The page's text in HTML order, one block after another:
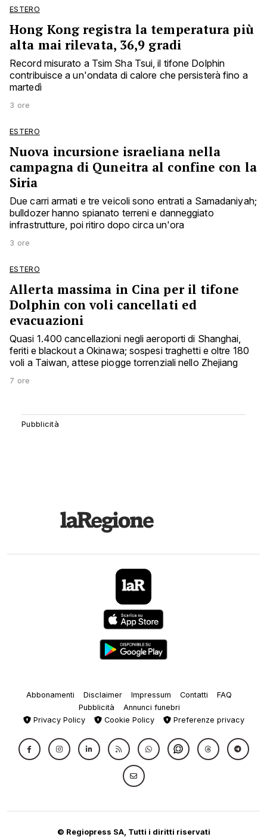
ESTERO
Hong Kong registra la temperatura più
alta mai rilevata, 36,9 gradi
Record misurato a Tsim Sha Tsui, il tifone Dolphin
contribuisce a un'ondata di calore che persisterà fino a
martedì
3 ore
ESTERO
Nuova incursione israeliana nella
campagna di Quneitra al confine con la
Siria
Due carri armati e tre veicoli sono entrati a Samadaniyah;
bulldozer hanno spianato terreni e danneggiato
infrastrutture, poi ritiro dopo circa un'ora
3 ore
ESTERO
Allerta massima in Cina per il tifone
Dolphin con voli cancellati ed
evacuazioni
Quasi 1.400 cancellazioni negli aeroporti di Shanghai,
feriti e blackout a Okinawa; sospesi traghetti e oltre 180
voli a Taiwan, attese piogge torrenziali nello Zhejiang
7 ore
Abbonamenti Disclaimer Impressum Contatti
FAQ
Pubblicità
Annunci funebri
Privacy Policy
Cookie Policy Preferenze privacy
© Regiopress SA, Tutti i diritti riservati